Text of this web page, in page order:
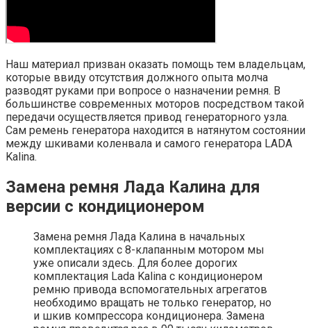
Наш материал призван оказать помощь тем владельцам,
которые ввиду отсутствия должного опыта молча
разводят руками при вопросе о назначении ремня. В
большинстве современных моторов посредством такой
передачи осуществляется привод генераторного узла.
Сам ремень генератора находится в натянутом состоянии
между шкивами коленвала и самого генератора LADA
Kalina.
Замена ремня Лада Калина для
версии с кондиционером
Замена ремня Лада Калина в начальных
комплектациях с 8-клапанным мотором мы
уже описали здесь. Для более дорогих
комплектация Lada Kalina с кондиционером
ремню привода вспомогательных агрегатов
необходимо вращать не только генератор, но
и шкив компрессора кондиционера. Замена